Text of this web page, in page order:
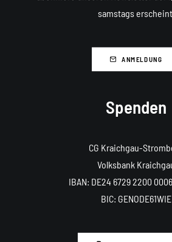
samstags erscheint.
ANMELDUNG
Spenden
CG Kraichgau-
Volksbank
IBAN: DE24 67292200 0006
BIC: GENODE61WIE